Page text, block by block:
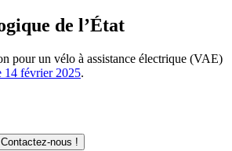
de l’État
pour un vélo à assistance électrique (VAE)
14 février 2025.
nous !